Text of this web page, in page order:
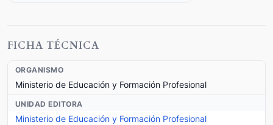
FICHA TÉCNICA
ORGANISMO
Ministerio de Educación y Formación Profesional
UNIDAD EDITORA
Ministerio de Educación y Formación Profesional